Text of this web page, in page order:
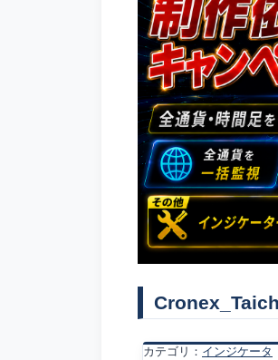
カテゴリ： インジケータ